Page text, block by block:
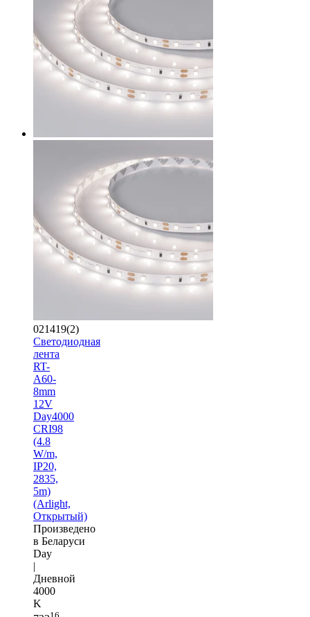
021419(2)
Светодиодная
лента
RT-
A60-
8mm
12V
Day4000
CRI98
(4.8
W/m,
IP20,
2835,
5m)
(Arlight,
Открытый)
Произведено
в Беларуси
Day
|
Дневной
4000
K